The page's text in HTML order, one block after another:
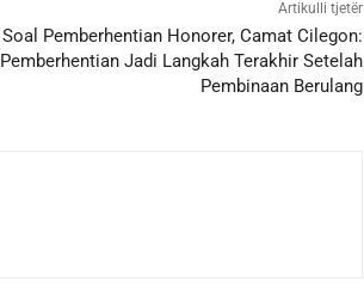
Artikulli tjetër
Soal Pemberhentian Honorer, Camat Cilegon:
Pemberhentian Jadi Langkah Terakhir Setelah
Pembinaan Berulang